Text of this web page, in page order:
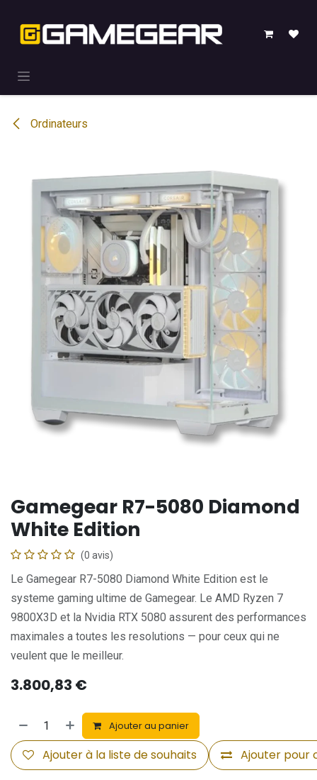
Ordinateurs
Gamegear R7-5080 Diamond
White Edition
(0 avis)
Le Gamegear R7-5080 Diamond White Edition est le
systeme gaming ultime de Gamegear. Le AMD Ryzen 7
9800X3D et la Nvidia RTX 5080 assurent des performances
maximales a toutes les resolutions — pour ceux qui ne
veulent que le meilleur.
3.800,83 €
Ajouter au panier
Ajouter pour
Ajouter à la liste de souhaits